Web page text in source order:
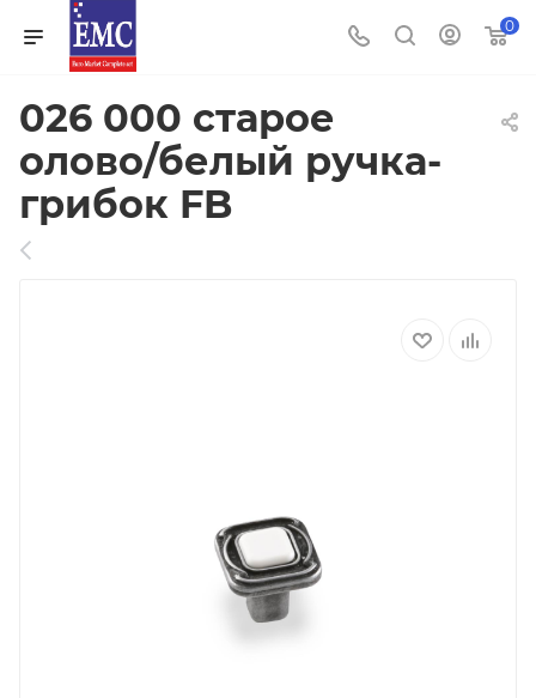
0
026 000 старое
олово/белый ручка-
грибок FB